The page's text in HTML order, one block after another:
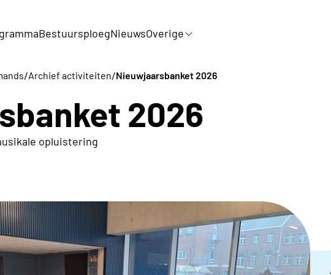
BestuursploegNieuwsOverige
/Archief activiteiten/Nieuwjaarsbanket 2026
2026
opluistering